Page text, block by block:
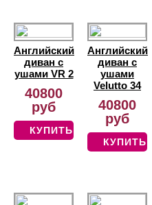
Английский
диван с
ушами VR 2
40800
руб
КУПИТЬ
Английский
диван с
ушами
Velutto 34
40800
руб
КУПИТЬ